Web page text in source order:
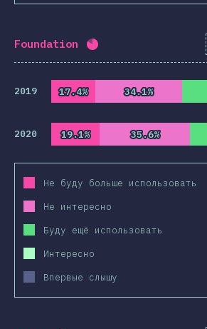
Foundation Процент заполнения:
2019 17.4%
17.4% 34.1%
34.1%
2020 19.1%
19.1% 35.6%
35.6%
Не буду больше использовать
Не интересно
Буду ещё использовать
Интересно
Впервые слышу